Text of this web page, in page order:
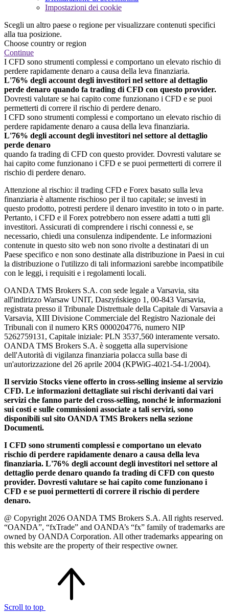
Impostazioni dei cookie
Scegli un altro paese o regione per visualizzare contenuti specifici
alla tua posizione.
Choose country or region
Continue
I CFD sono strumenti complessi e comportano un elevato rischio di
perdere rapidamente denaro a causa della leva finanziaria.
L'76% degli account degli investitori nel settore al dettaglio
perde denaro quando fa trading di CFD con questo provider.
Dovresti valutare se hai capito come funzionano i CFD e se puoi
permetterti di correre il rischio di perdere denaro.
I CFD sono strumenti complessi e comportano un elevato rischio di
perdere rapidamente denaro a causa della leva finanziaria.
L'76% degli account degli investitori nel settore al dettaglio
perde denaro
quando fa trading di CFD con questo provider. Dovresti valutare se
hai capito come funzionano i CFD e se puoi permetterti di correre il
rischio di perdere denaro.
Attenzione al rischio: il trading CFD e Forex basato sulla leva
finanziaria è altamente rischioso per il tuo capitale; se investi in
questo prodotto, potresti perdere il denaro investito in toto o in parte.
Pertanto, i CFD e il Forex potrebbero non essere adatti a tutti gli
investitori. Assicurati di comprendere i rischi connessi e, se
necessario, chiedi una consulenza indipendente. Le informazioni
contenute in questo sito web non sono rivolte a destinatari di un
Paese specifico e non sono destinate alla distribuzione in Paesi in cui
la distribuzione o l'utilizzo di tali informazioni sarebbe incompatibile
con le leggi, i requisiti e i regolamenti locali.
OANDA TMS Brokers S.A. con sede legale a Varsavia, sita
all'indirizzo Warsaw UNIT, Daszyńskiego 1, 00-843 Varsavia,
registrata presso il Tribunale Distrettuale della Capitale di Varsavia a
Varsavia, XIII Divisione Commerciale del Registro Nazionale dei
Tribunali con il numero KRS 0000204776, numero NIP
5262759131, Capitale iniziale: PLN 3537,560 interamente versato.
OANDA TMS Brokers S.A. è soggetta alla supervisione
dell'Autorità di vigilanza finanziaria polacca sulla base di
un'autorizzazione del 26 aprile 2004 (KPWiG-4021-54-1/2004).
Il servizio Stocks viene offerto in cross-selling insieme al servizio
CFD. Le informazioni dettagliate sui rischi derivanti dai vari
servizi che fanno parte del cross-selling, nonché le informazioni
sui costi e sulle commissioni associate a tali servizi, sono
disponibili sul sito OANDA TMS Brokers nella sezione
Documenti.
I CFD sono strumenti complessi e comportano un elevato
rischio di perdere rapidamente denaro a causa della leva
finanziaria. L'76% degli account degli investitori nel settore al
dettaglio perde denaro quando fa trading di CFD con questo
provider. Dovresti valutare se hai capito come funzionano i
CFD e se puoi permetterti di correre il rischio di perdere
denaro.
@ Copyright 2026 OANDA TMS Brokers S.A. All rights reserved.
“OANDA”, “fxTrade” and OANDA’s “fx” family of trademarks are
owned by OANDA Corporation. All other trademarks appearing on
this website are the property of their respective owner.
Scroll to top